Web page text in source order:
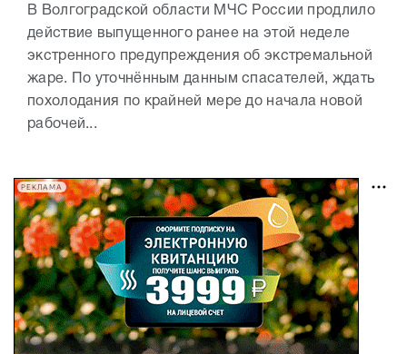
В Волгоградской области МЧС России продлило
действие выпущенного ранее на этой неделе
экстренного предупреждения об экстремальной
жаре. По уточнённым данным спасателей, ждать
похолодания по крайней мере до начала новой
рабочей...
РЕКЛАМА